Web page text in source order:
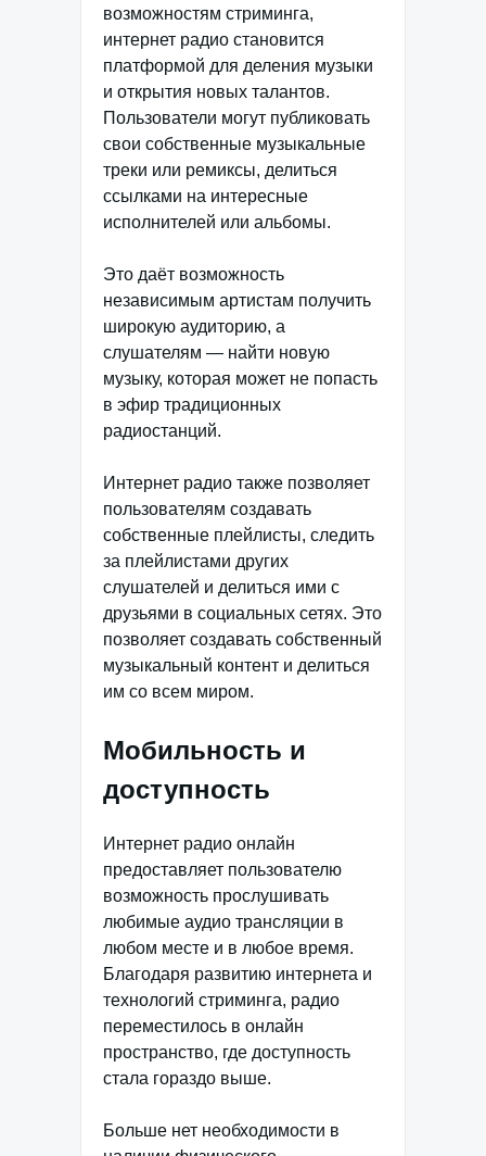
возможностям стриминга,
интернет радио становится
платформой для деления музыки
и открытия новых талантов.
Пользователи могут публиковать
свои собственные музыкальные
треки или ремиксы, делиться
ссылками на интересные
исполнителей или альбомы.
Это даёт возможность
независимым артистам получить
широкую аудиторию, а
слушателям — найти новую
музыку, которая может не попасть
в эфир традиционных
радиостанций.
Интернет радио также позволяет
пользователям создавать
собственные плейлисты, следить
за плейлистами других
слушателей и делиться ими с
друзьями в социальных сетях. Это
позволяет создавать собственный
музыкальный контент и делиться
им со всем миром.
Мобильность и
доступность
Интернет радио онлайн
предоставляет пользователю
возможность прослушивать
любимые аудио трансляции в
любом месте и в любое время.
Благодаря развитию интернета и
технологий стриминга, радио
переместилось в онлайн
пространство, где доступность
стала гораздо выше.
Больше нет необходимости в